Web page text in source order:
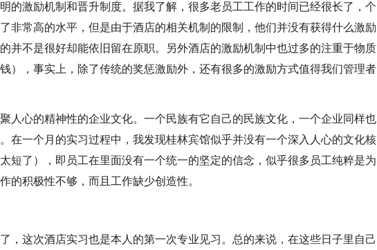
的激励机制和晋升制度。据我了解，很多老员工工作的时间已经很长了，个
非常高的水平，但是由于酒店的相关机制的限制，他们并没有获得什么激励
并不是很好却能依旧留在原职。另外酒店的激励机制中也过多的注重于物质
），事实上，除了传统的奖惩激励外，还有很多的激励方式值得我们管理者
人心的精神性的企业文化。一个民族有它自己的民族文化，一个企业同样也
在一个月的实习过程中，我发现桂林宾馆似乎并没有一个深入人心的文化核
短了），即员工在里面没有一个统一的坚定的信念，似乎很多员工纯粹是为
的积极性不够，而且工作缺少创造性。
，这次酒店实习也是本人的第一次专业见习。总的来说，在这些日子里自己